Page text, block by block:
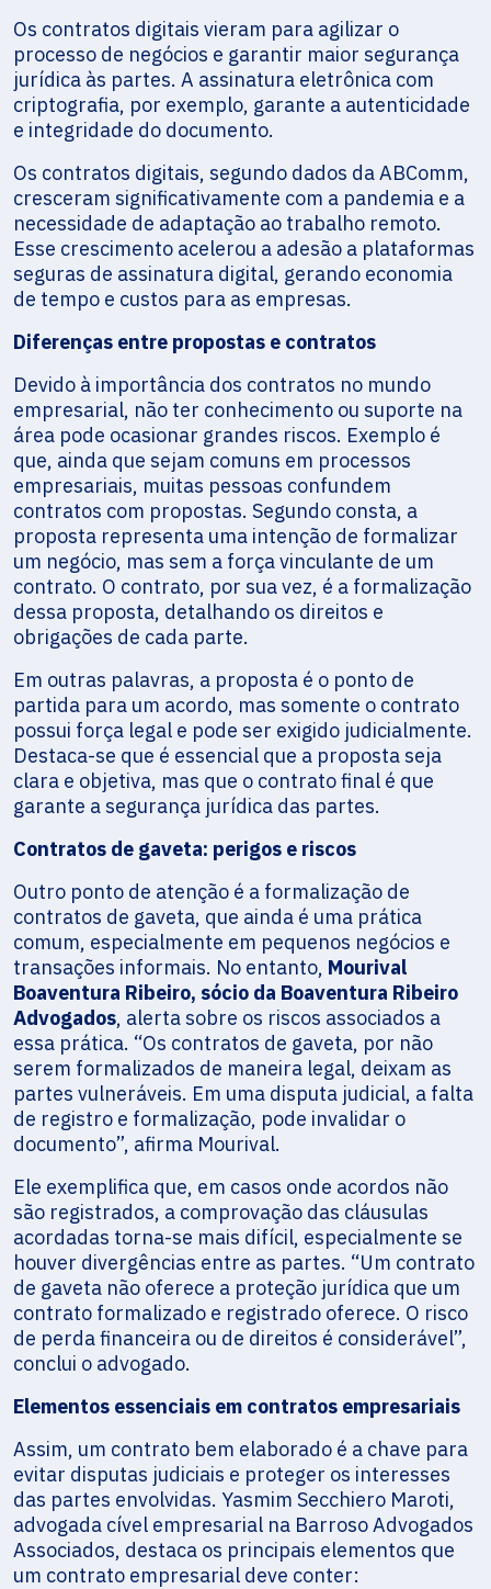
Os contratos digitais vieram para agilizar o
processo de negócios e garantir maior segurança
jurídica às partes. A assinatura eletrônica com
criptografia, por exemplo, garante a autenticidade
e integridade do documento.
Os contratos digitais, segundo dados da ABComm,
cresceram significativamente com a pandemia e a
necessidade de adaptação ao trabalho remoto.
Esse crescimento acelerou a adesão a plataformas
seguras de assinatura digital, gerando economia
de tempo e custos para as empresas.
Diferenças entre propostas e contratos
Devido à importância dos contratos no mundo
empresarial, não ter conhecimento ou suporte na
área pode ocasionar grandes riscos. Exemplo é
que, ainda que sejam comuns em processos
empresariais, muitas pessoas confundem
contratos com propostas. Segundo consta, a
proposta representa uma intenção de formalizar
um negócio, mas sem a força vinculante de um
contrato. O contrato, por sua vez, é a formalização
dessa proposta, detalhando os direitos e
obrigações de cada parte.
Em outras palavras, a proposta é o ponto de
partida para um acordo, mas somente o contrato
possui força legal e pode ser exigido judicialmente.
Destaca-se que é essencial que a proposta seja
clara e objetiva, mas que o contrato final é que
garante a segurança jurídica das partes.
Contratos de gaveta: perigos e riscos
Outro ponto de atenção é a formalização de
contratos de gaveta, que ainda é uma prática
comum, especialmente em pequenos negócios e
transações informais. No entanto, Mourival
Boaventura Ribeiro, sócio da Boaventura Ribeiro
Advogados, alerta sobre os riscos associados a
essa prática. “Os contratos de gaveta, por não
serem formalizados de maneira legal, deixam as
partes vulneráveis. Em uma disputa judicial, a falta
de registro e formalização, pode invalidar o
documento”, afirma Mourival.
Ele exemplifica que, em casos onde acordos não
são registrados, a comprovação das cláusulas
acordadas torna-se mais difícil, especialmente se
houver divergências entre as partes. “Um contrato
de gaveta não oferece a proteção jurídica que um
contrato formalizado e registrado oferece. O risco
de perda financeira ou de direitos é considerável”,
conclui o advogado.
Elementos essenciais em contratos empresariais
Assim, um contrato bem elaborado é a chave para
evitar disputas judiciais e proteger os interesses
das partes envolvidas. Yasmim Secchiero Maroti,
advogada cível empresarial na Barroso Advogados
Associados, destaca os principais elementos que
um contrato empresarial deve conter: